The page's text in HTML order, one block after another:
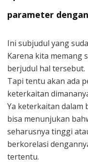
parameter
Ini subjudul yang
Karena kita memang
berjudul hal tersebut.
Tapi tentu akan ada
keterkaitan
Ya keterkaitan dalam
bisa menunjukan
seharusnya tinggi
berkorelasi
tertentu.